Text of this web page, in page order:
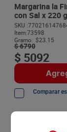
Margarina la
con Sal x 220 g
SKU :
Item:73598
Gramo: $23.15
$6790
$ 5092
Comparar